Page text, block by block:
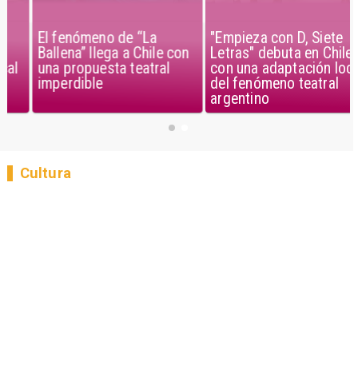
El fenómeno de “La
Ballena” llega a Chile con
una propuesta teatral
imperdible
"Empieza con D, Siete
Letras" debuta en Chile
con una adaptación local
del fenómeno teatral
argentino
Cultura